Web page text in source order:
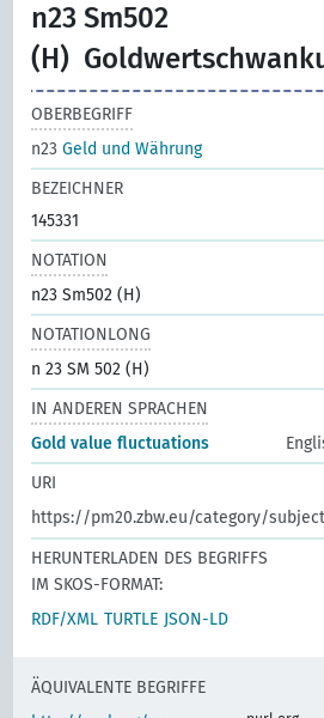
n23 Sm502
(H)
OBERBEGRIFF
n23Geld und Währung
BEZEICHNER
145331
NOTATION
n23 Sm502 (H)
NOTATIONLONG
n 23 SM 502 (H)
IN ANDEREN SPRACHEN
Gold value fluctuations
URI
https://pm20.zbw.eu/category/
HERUNTERLADEN DES BEGRIFFS
IM SKOS-FORMAT:
RDF/XML TURTLE JSON-LD
ÄQUIVALENTE BEGRIFFE